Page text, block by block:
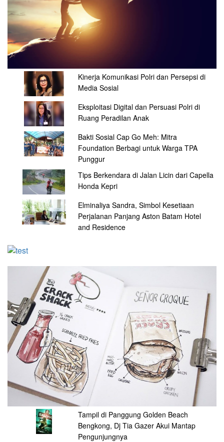
Kinerja Komunikasi Polri dan Persepsi di
Media Sosial
Eksploitasi Digital dan Persuasi Polri di
Ruang Peradilan Anak
Bakti Sosial Cap Go Meh: Mitra
Foundation Berbagi untuk Warga TPA
Punggur
Tips Berkendara di Jalan Licin dari Capella
Honda Kepri
Elminaliya Sandra, Simbol Kesetiaan
Perjalanan Panjang Aston Batam Hotel
and Residence
Tampil di Panggung Golden Beach
Bengkong, Dj Tia Gazer Akui Mantap
Pengunjungnya